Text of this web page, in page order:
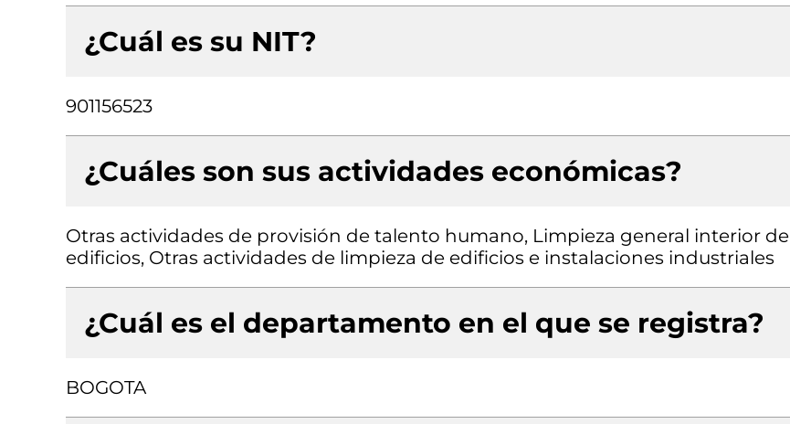
¿Cuál es su NIT?
901156523
¿Cuáles son sus actividades económicas?
Otras actividades de provisión de talento humano, Limpieza general interior de
edificios, Otras actividades de limpieza de edificios e instalaciones industriales
¿Cuál es el departamento en el que se registra?
BOGOTA